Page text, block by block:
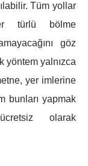
Tüm yollar
türlü bölme
göz
yöntem yalnızca
yer imlerine
bunları yapmak
olarak